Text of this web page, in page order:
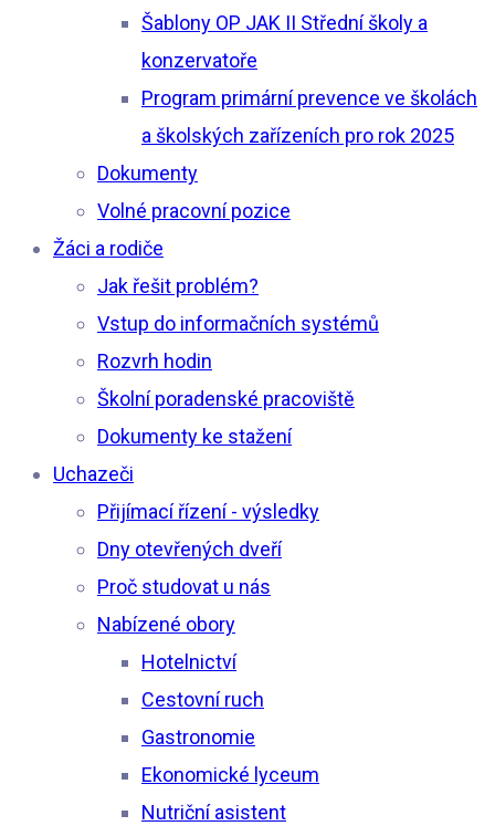
Šablony OP JAK II Střední školy a
konzervatoře
Program primární prevence ve školách
a školských zařízeních pro rok 2025
Dokumenty
Volné pracovní pozice
Žáci a rodiče
Jak řešit problém?
Vstup do informačních systémů
Rozvrh hodin
Školní poradenské pracoviště
Dokumenty ke stažení
Uchazeči
Přijímací řízení - výsledky
Dny otevřených dveří
Proč studovat u nás
Nabízené obory
Hotelnictví
Cestovní ruch
Gastronomie
Ekonomické lyceum
Nutriční asistent